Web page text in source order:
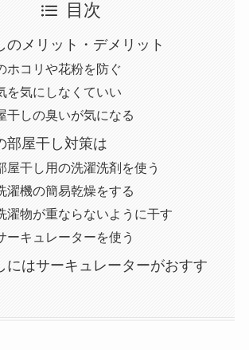
目次
のメリット・デメリット
ホコリや花粉を防ぐ
を気にしなくていい
干しの臭いが気になる
部屋干し対策は
干し用の洗濯洗剤を使う
機の簡易乾燥をする
物が重ならないように干す
キュレーターを使う
にはサーキュレーターがおすす